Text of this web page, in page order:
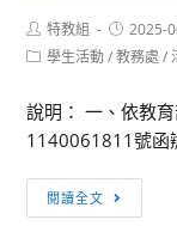
農
業
物
試
驗
Post
author:
特教組
Post
published:
2025-
Post學生活動 / 教務處 /
說明： 一、依教
1140061811號函
閱讀全文
息